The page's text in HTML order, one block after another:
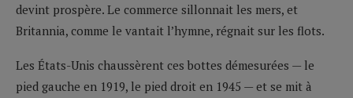
devint prospère. Le commerce sillonnait les mers, et
Britannia, comme le vantait l’hymne, régnait sur les flots.
Les États-Unis chaussèrent ces bottes démesurées — le
pied gauche en 1919, le pied droit en 1945 — et se mit à